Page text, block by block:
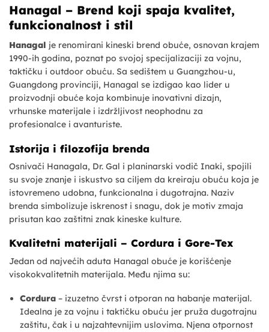
Hanagal – Brend koji spaja kvalitet,
funkcionalnost i stil
Hanagal je renomirani kineski brend obuće, osnovan krajem
1990-ih godina, poznat po svojoj specijalizaciji za vojnu,
taktičku i outdoor obuću. Sa sedištem u Guangzhou-u,
Guangdong provinciji, Hanagal se izdigao kao lider u
proizvodnji obuće koja kombinuje inovativni dizajn,
vrhunske materijale i izdržljivost neophodnu za
profesionalce i avanturiste.
Istorija i filozofija brenda
Osnivači Hanagala, Dr. Gal i planinarski vodič Inaki, spojili
su svoje znanje i iskustvo sa ciljem da kreiraju obuću koja je
istovremeno udobna, funkcionalna i dugotrajna. Naziv
brenda simbolizuje iskrenost i snagu, dok je motiv zmaja
prisutan kao zaštitni znak kineske kulture.
Kvalitetni materijali – Cordura i Gore-Tex
Jedan od najvećih aduta Hanagal obuće je korišćenje
visokokvalitetnih materijala. Među njima su:
Cordura – izuzetno čvrst i otporan na habanje materijal.
Idealna je za vojnu i taktičku obuću jer pruža dugotrajnu
zaštitu, čak i u najzahtevnijim uslovima. Njena otpornost